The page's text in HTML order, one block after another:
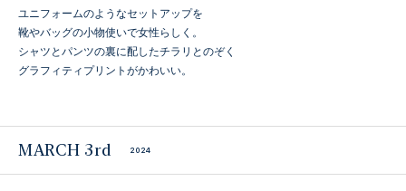
ユニフォームのようなセットアップを
靴やバッグの小物使いで女性らしく。
シャツとパンツの裏に配したチラリとのぞく
グラフィティプリントがかわいい。
MARCH 3rd 2024